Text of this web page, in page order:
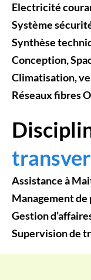
Electricité
Système
Synthèse
Conception,
Climatisation,
Réseaux fibres
Assistance à
Management
Gestion
Supervision de